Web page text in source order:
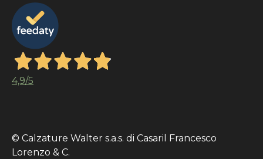
4,9/5
© Calzature Walter s.a.s. di Casaril Francesco
Lorenzo & C.